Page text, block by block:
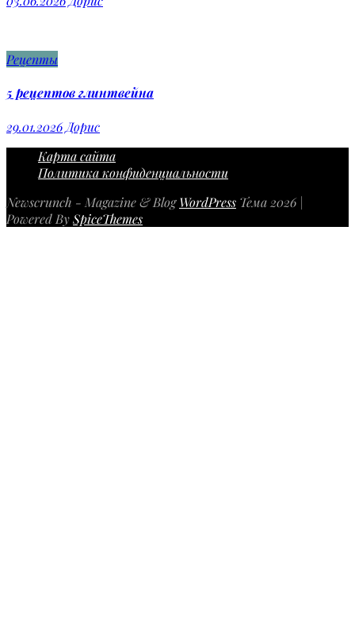
Рецепты
5 рецептов глинтвейна
29.01.2026 Дорис
Карта сайта
Политика конфиденциальности
Newscrunch - Magazine & BlogWordPress Тема 2026 |
Powered BySpiceThemes